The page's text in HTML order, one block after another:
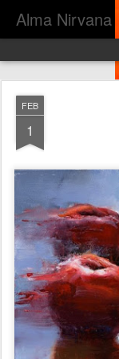
Alma Nirvana
FEB
1